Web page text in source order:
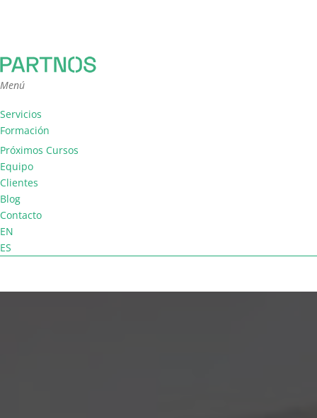
Menú
Servicios
Formación
Consultoría
Facilitación
Coaching de equipo
Próximos Cursos
Equipo
Clientes
Blog
Contacto
EN
ES